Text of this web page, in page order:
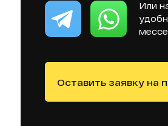
Или
Оставить заявку на